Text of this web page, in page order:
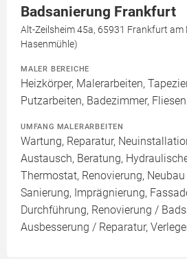
Badsanierung Frankfurt
Alt-Zeilsheim 45a, 65931 Frankfurt am
Hasenmühle)
MALER BEREICHE
Heizkörper, Malerarbeiten,
Putzarbeiten, Badezimmer, Fliesen
UMFANG MALERARBEITEN
Wartung, Reparatur,
Austausch, Beratung,
Thermostat, Renovierung,
Sanierung, Imprägnierung,
Durchführung, Renovierung /
Ausbesserung / Reparatur,